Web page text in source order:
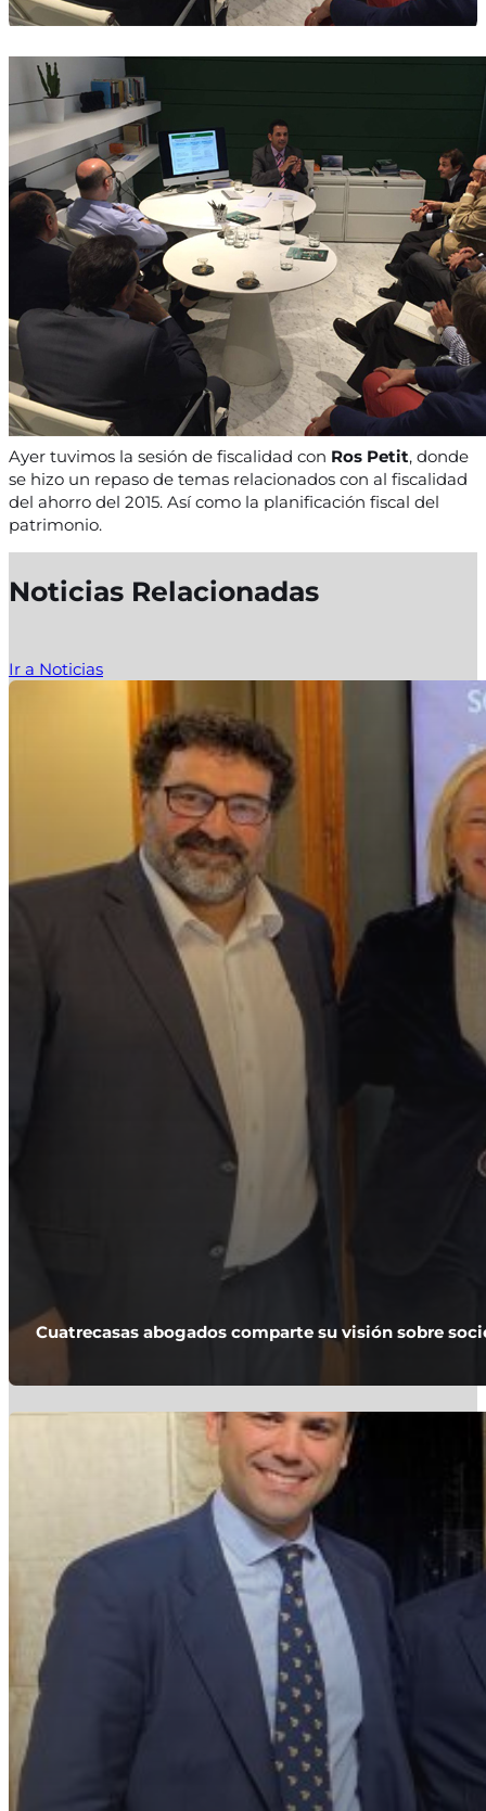
Ayer tuvimos la sesión de fiscalidad con Ros Petit, donde
se hizo un repaso de temas relacionados con al fiscalidad
del ahorro del 2015. Así como la planificación fiscal del
patrimonio.
Noticias Relacionadas
Ir a Noticias
Cuatrecasas abogados comparte su visión sobre